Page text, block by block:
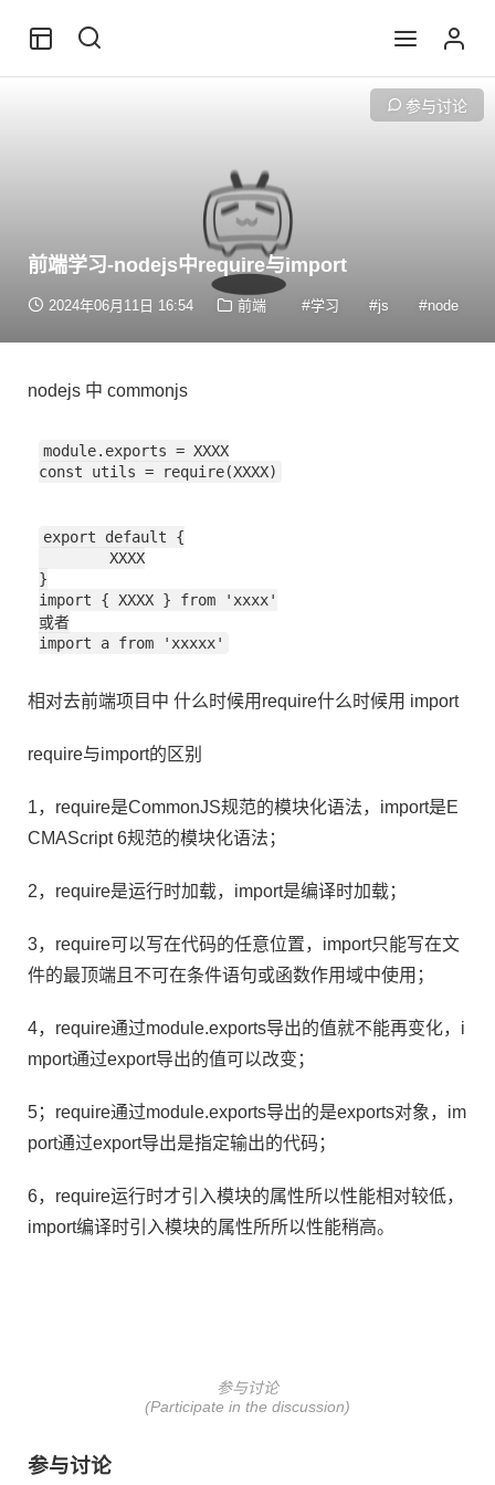
参与讨论
前端学习-nodejs中require与import
2024年06月11日 16:54 前端 学习 js node
nodejs 中 commonjs
module.exports = XXXX
const utils = require(XXXX)
export default {
}
import { XXXX } from 'xxxx'
或者
import a from 'xxxxx'
相对去前端项目中 什么时候用require什么时候用 import
require与import的区别
1，require是CommonJS规范的模块化语法，import是E
CMAScript 6规范的模块化语法；
2，require是运行时加载，import是编译时加载；
3，require可以写在代码的任意位置，import只能写在文
件的最顶端且不可在条件语句或函数作用域中使用；
4，require通过module.exports导出的值就不能再变化，i
mport通过export导出的值可以改变；
5；require通过module.exports导出的是exports对象，im
port通过export导出是指定输出的代码；
6，require运行时才引入模块的属性所以性能相对较低，
import编译时引入模块的属性所所以性能稍高。
参与讨论
(Participate in the discussion)
参与讨论